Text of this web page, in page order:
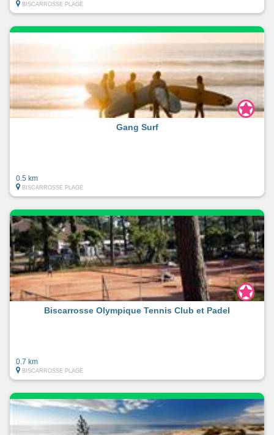
BISCARROSSE PLAGE
Gang Surf
0.5 km
BISCARROSSE PLAGE
Biscarrosse Olympique Tennis Club et Padel
0.7 km
BISCARROSSE PLAGE